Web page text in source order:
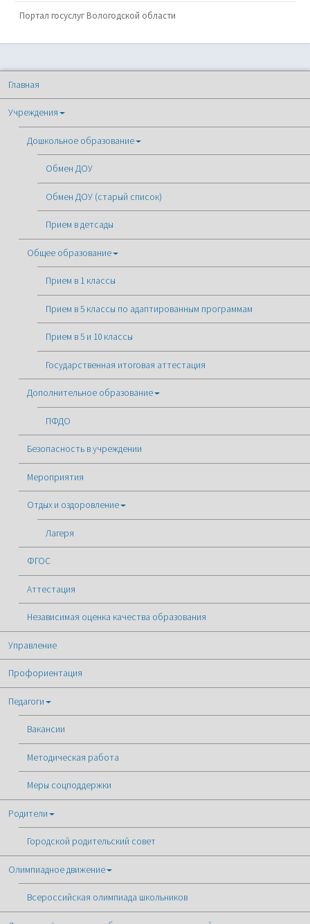
Портал госуслуг Вологодской области
Главная
Учреждения
Дошкольное образование
Обмен ДОУ
Обмен ДОУ (старый список)
Прием в детсады
Общее образование
Прием в 1 классы
Прием в 5 классы по адаптированным программам
Прием в 5 и 10 классы
Государственная итоговая аттестация
Дополнительное образование
ПФДО
Безопасность в учреждении
Мероприятия
Отдых и оздоровление
Лагеря
ФГОС
Аттестация
Независимая оценка качества образования
Управление
Профориентация
Педагоги
Вакансии
Методическая работа
Меры соцподдержки
Родители
Городской родительский совет
Олимпиадное движение
Всероссийская олимпиада школьников